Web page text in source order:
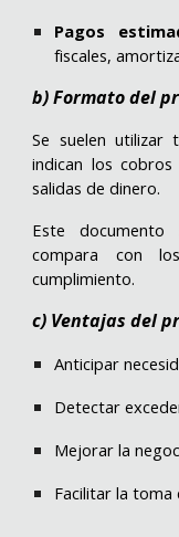
Pagos
fiscales,
b) Formato del
Se suelen utilizar
indican los
salidas de dinero.
Este documento
compara con
cumplimiento.
c) Ventajas del
Anticipar
Detectar
Mejorar la
Facilitar la toma